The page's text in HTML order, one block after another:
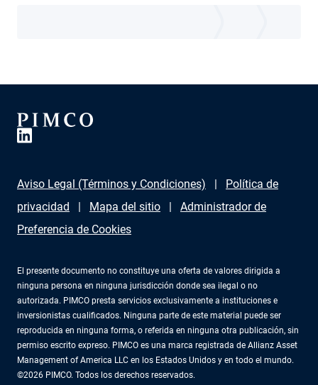
Aviso Legal (Términos y Condiciones)
Política de
privacidad
Mapa del sitio
Administrador de
Preferencia de Cookies
El presente documento no constituye una oferta de valores dirigida a
ninguna persona en ninguna jurisdicción donde sea ilegal o no
autorizada. PIMCO presta servicios exclusivamente a instituciones e
inversionistas cualificados. Ninguna parte de este material puede ser
reproducida en ninguna forma, o referida en ninguna otra publicación, sin
permiso escrito expreso. PIMCO es una marca registrada de Allianz Asset
Management of America LLC en los Estados Unidos y en todo el mundo.
©2026 PIMCO. Todos los derechos reservados.